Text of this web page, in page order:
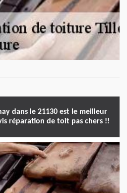
dans le 21130 est le meilleur
réparation de toit pas chers !!